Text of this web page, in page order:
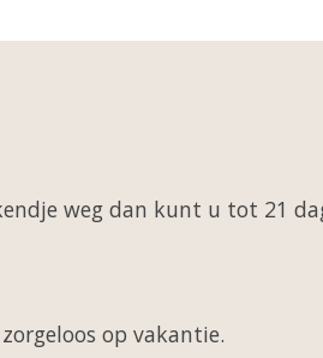
weg dan kunt u tot 21
op vakantie.